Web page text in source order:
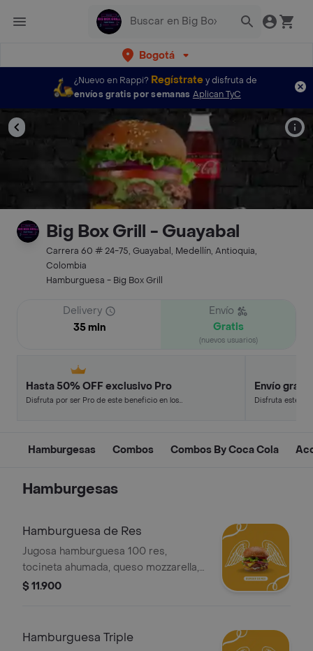
Bogotá
¿Nuevo en Rappi? Regístratey disfruta de
envíos gratis por semanas Aplican TyC
Big Box Grill - Guayabal
Carrera 60 # 24-75, Guayabal, Medellín, Antioquia,
Colombia
Hamburguesa - Big Box Grill
Delivery
35 min
Envío
Gratis
(nuevos usuarios)
Hasta 50% OFF exclusivo Pro
Disfruta por ser Pro de este beneficio en los
Envío
Disfruta este
Hamburgesas Combos Combos By Coca Cola
Hamburgesas
Hamburguesa de Res
Jugosa hamburguesa 100 res,
tocineta ahumada, queso mozzarella,
queso cheddar, queso parmesano,
$ 11.900
Hamburguesa Triple